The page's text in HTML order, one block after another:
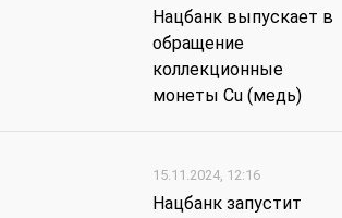
Нацбанк выпускает в
обращение
коллекционные
монеты Cu (медь)
15.11.2024, 12:16
Нацбанк запустит